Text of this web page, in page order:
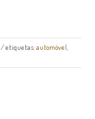
/ etiquetas:automóvel,